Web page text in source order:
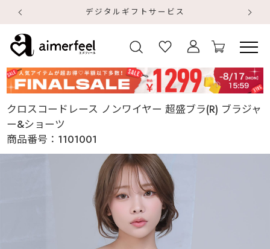
デジタルギフトサービス
クロスコードレース ノンワイヤー 超盛ブラ(R) ブラジャ
ー&ショーツ
商品番号： 1101001